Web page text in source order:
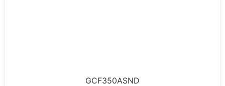
GCF350ASND